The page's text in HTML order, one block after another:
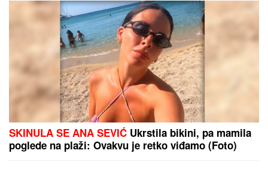
"TO MU JE MOJ POKLON ZA
SVADBU"Jovana Jeremić brutalno o
Draganovoj veridbi, DETALJIMA
VENČANJA SA TIGROM, žestoko
preti:"Nisam ušla u pekaru da
pravim kiflice" (VIDEO)